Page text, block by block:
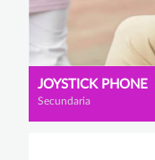
JOYSTICK PHONE
Secundaria